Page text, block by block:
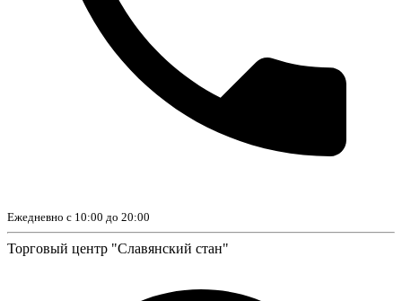
Ежедневно с 10:00 до 20:00
Торговый центр "Славянский стан"